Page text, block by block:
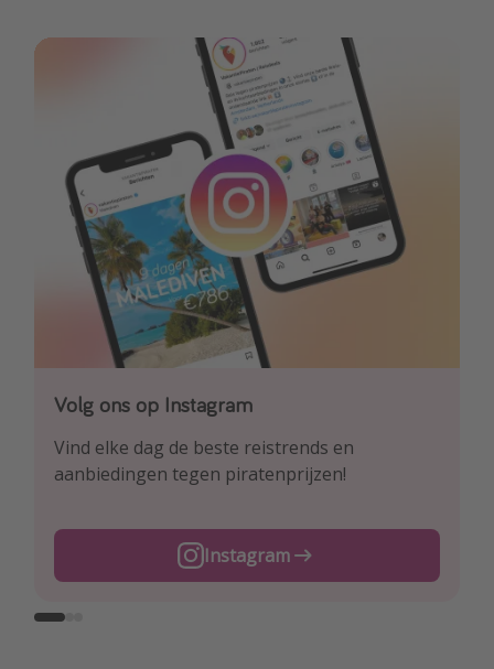
Volg ons op Instagram
Vind elke dag de beste reistrends en
aanbiedingen tegen piratenprijzen!
Instagram
Volg ons op Facebook
Ontdek onze dagelijkse reis- en
vluchtaanbiedingen tegen piratenprijzen!
Facebook
Volg ons op TikTok
Voor de heetste deals en beste reis-hacks!
TikTok